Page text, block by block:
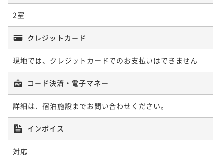
2室
クレジットカード
現地では、クレジットカードでのお支払いはできません
コード決済・電子マネー
詳細は、宿泊施設までお問い合わせください。
インボイス
対応